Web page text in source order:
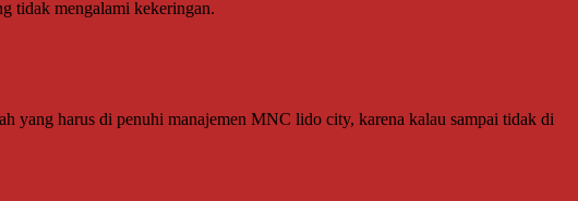
tidak mengalami kekeringan.
yang harus di penuhi manajemen MNC lido city, karena kalau sampai tidak di